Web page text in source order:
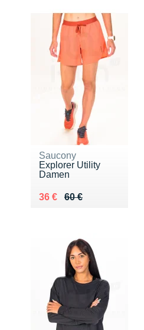
Saucony
Explorer Utility
Damen
60 €
Au lieu de 60 €
36 €
Vendu 36 €